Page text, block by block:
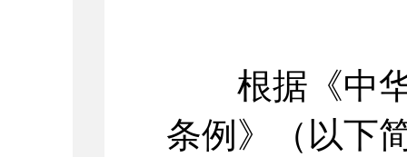
根据《中华
条例》（以下